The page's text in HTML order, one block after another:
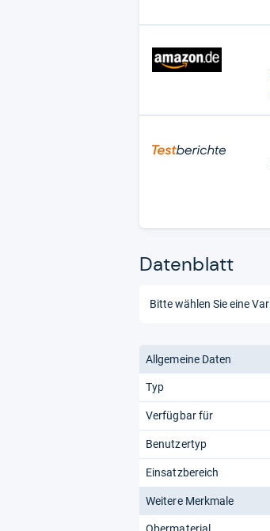
Datenblatt
Allgemeine Daten
Typ
Verfügbar für
Benutzertyp
Einsatzbereich
Weitere Merkmale